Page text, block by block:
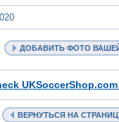
ДОБАВИТЬ ФОТО ВАШЕЙ
UKSoccerShop.com
ВЕРНУТЬСЯ НА